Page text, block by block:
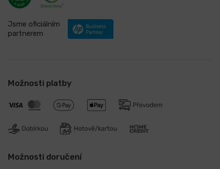
Jsme oficiálním
partnerem
Možnosti platby
Možnosti doručení